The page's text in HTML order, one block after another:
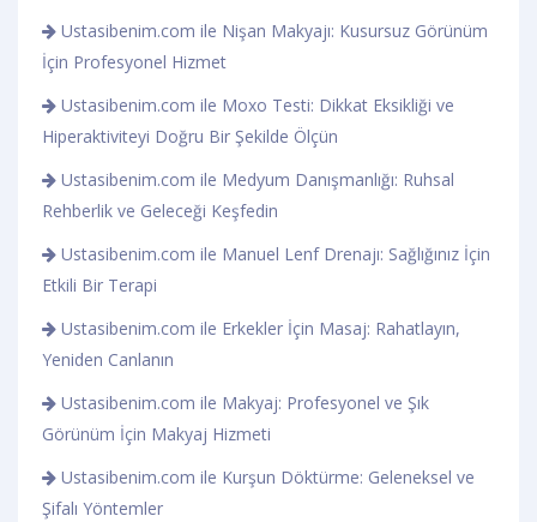
Ustasibenim.com ile Nişan Makyajı: Kusursuz Görünüm
İçin Profesyonel Hizmet
Ustasibenim.com ile Moxo Testi: Dikkat Eksikliği ve
Hiperaktiviteyi Doğru Bir Şekilde Ölçün
Ustasibenim.com ile Medyum Danışmanlığı: Ruhsal
Rehberlik ve Geleceği Keşfedin
Ustasibenim.com ile Manuel Lenf Drenajı: Sağlığınız İçin
Etkili Bir Terapi
Ustasibenim.com ile Erkekler İçin Masaj: Rahatlayın,
Yeniden Canlanın
Ustasibenim.com ile Makyaj: Profesyonel ve Şık
Görünüm İçin Makyaj Hizmeti
Ustasibenim.com ile Kurşun Döktürme: Geleneksel ve
Şifalı Yöntemler